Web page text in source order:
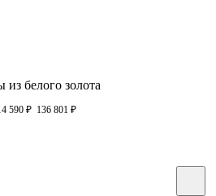
из белого золота
590 ₽ 136 801 ₽